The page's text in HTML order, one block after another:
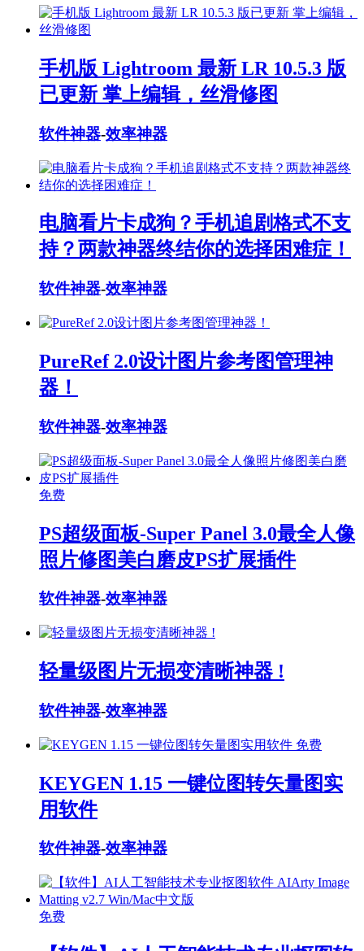
手机版 Lightroom 最新 LR 10.5.3 版
已更新 掌上编辑，丝滑修图
软件神器-效率神器
电脑看片卡成狗？手机追剧格式不支
持？两款神器终结你的选择困难症！
软件神器-效率神器
PureRef 2.0设计图片参考图管理神
器！
软件神器-效率神器
免费
PS超级面板-Super Panel 3.0最全人像
照片修图美白磨皮PS扩展插件
软件神器-效率神器
轻量级图片无损变清晰神器 !
软件神器-效率神器
免费
KEYGEN 1.15 一键位图转矢量图实
用软件
软件神器-效率神器
免费